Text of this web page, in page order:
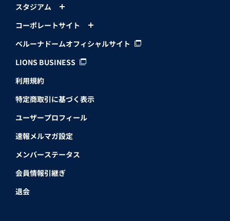
スタジアム
コーポレートサイト
ベルーナドームオフィシャルサイト
LIONS BUSINESS
利用規約
特定商取引に基づく表示
ユーザープロフィール
速報メルマガ設定
メンバーステータス
会員情報引継ぎ
退会